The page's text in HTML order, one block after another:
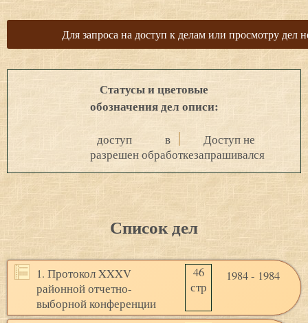
Для запроса на доступ к делам или просмотру дел
Статусы и цветовые
обозначения дел описи:
доступ
разрешен
в
обработке
Доступ не
запрашивался
Список дел
1. Протокол XXXV
районной отчетно-
выборной конференции
46
стр
1984 - 1984